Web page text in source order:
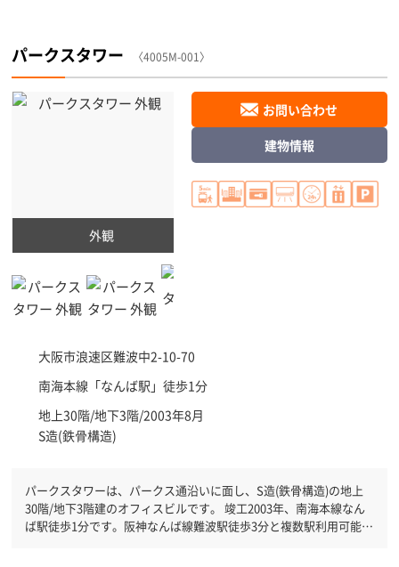
パークスタワー 〈4005M-001〉
外観
大阪市浪速区難波中2-10-70
南海本線「なんば駅 」徒歩1分
地上30階/地下3階/2003年8月
S造(鉄骨構造)
お問い合わせ
建物情報
パークスタワーは、パークス通沿いに面し、S造(鉄骨構造)の地上
30階/地下3階建のオフィスビルです。 竣工2003年、南海本線なん
ば駅徒歩1分です。阪神なんば線難波駅徒歩3分と複数駅利用可能で